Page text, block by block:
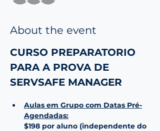
About the event
CURSO PREPARATORIO
PARA A PROVA DE
SERVSAFE MANAGER
Aulas em Grupo com Datas Pré-
Agendadas:
$198 por aluno (independente do